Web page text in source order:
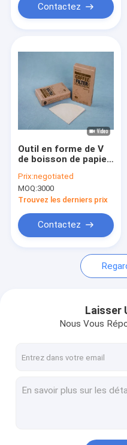
Au sujet de nous
Visite d'usine
Demandez une citation
Papiers filtre de café
Filtre de café en forme
Filtre de café de panier
Filtre de café de Chemex
Contactez
Outil en forme de V
de boisson de papier
scellable
Prix:negotiated
MOQ:3000
Trouvez les derniers prix
Contactez
Laisser
Nous Vous